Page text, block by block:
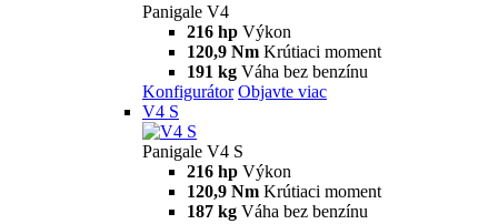
Panigale V4
216 hp Výkon
120,9 Nm Krútiaci moment
191 kg Váha bez benzínu
Konfigurátor Objavte viac
V4 S
Panigale V4 S
216 hp Výkon
120,9 Nm Krútiaci moment
187 kg Váha bez benzínu